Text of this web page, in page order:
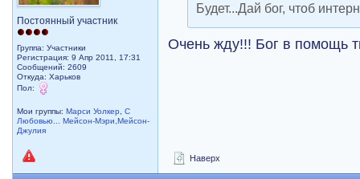
Постоянный участник
Группа: Участники
Регистрация: 9 Апр 2011, 17:31
Сообщений: 2609
Откуда: Харьков
Пол:
Мои группы:Марси Уолкер,С
Любовью... Мейсон-Мэри,Мейсон-
Джулия
Будет...Дай бог, чтоб
Очень жду!!! Бог в помощь
Наверх